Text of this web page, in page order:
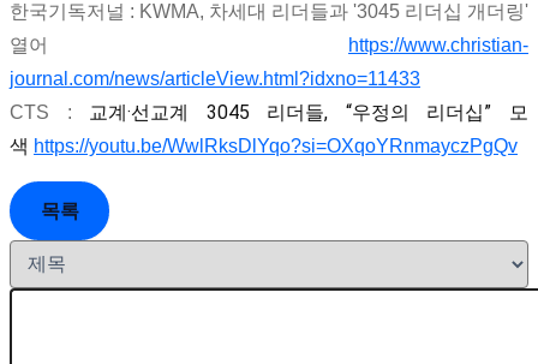
한국기독저널 : KWMA, 차세대 리더들과 '3045 리더십 개더링'
열어
https://www.christian-
journal.com/news/articleView.html?idxno=11433
CTS : 교계·선교계 3045 리더들, “우정의 리더십” 모
색 https://youtu.be/WwlRksDlYqo?si=OXqoYRnmayczPgQv
목록